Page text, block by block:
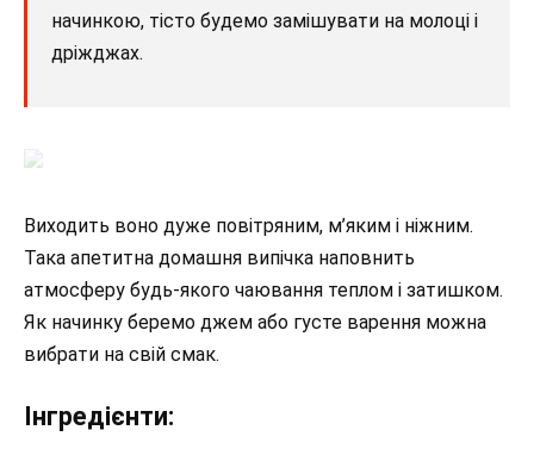
начинкою, тісто будемо замішувати на молоці і
дріжджах.
Виходить воно дуже повітряним, м’яким і ніжним.
Така апетитна домашня випічка наповнить
атмосферу будь-якого чаювання теплом і затишком.
Як начинку беремо джем або густе варення можна
вибрати на свій смак.
Інгредієнти: